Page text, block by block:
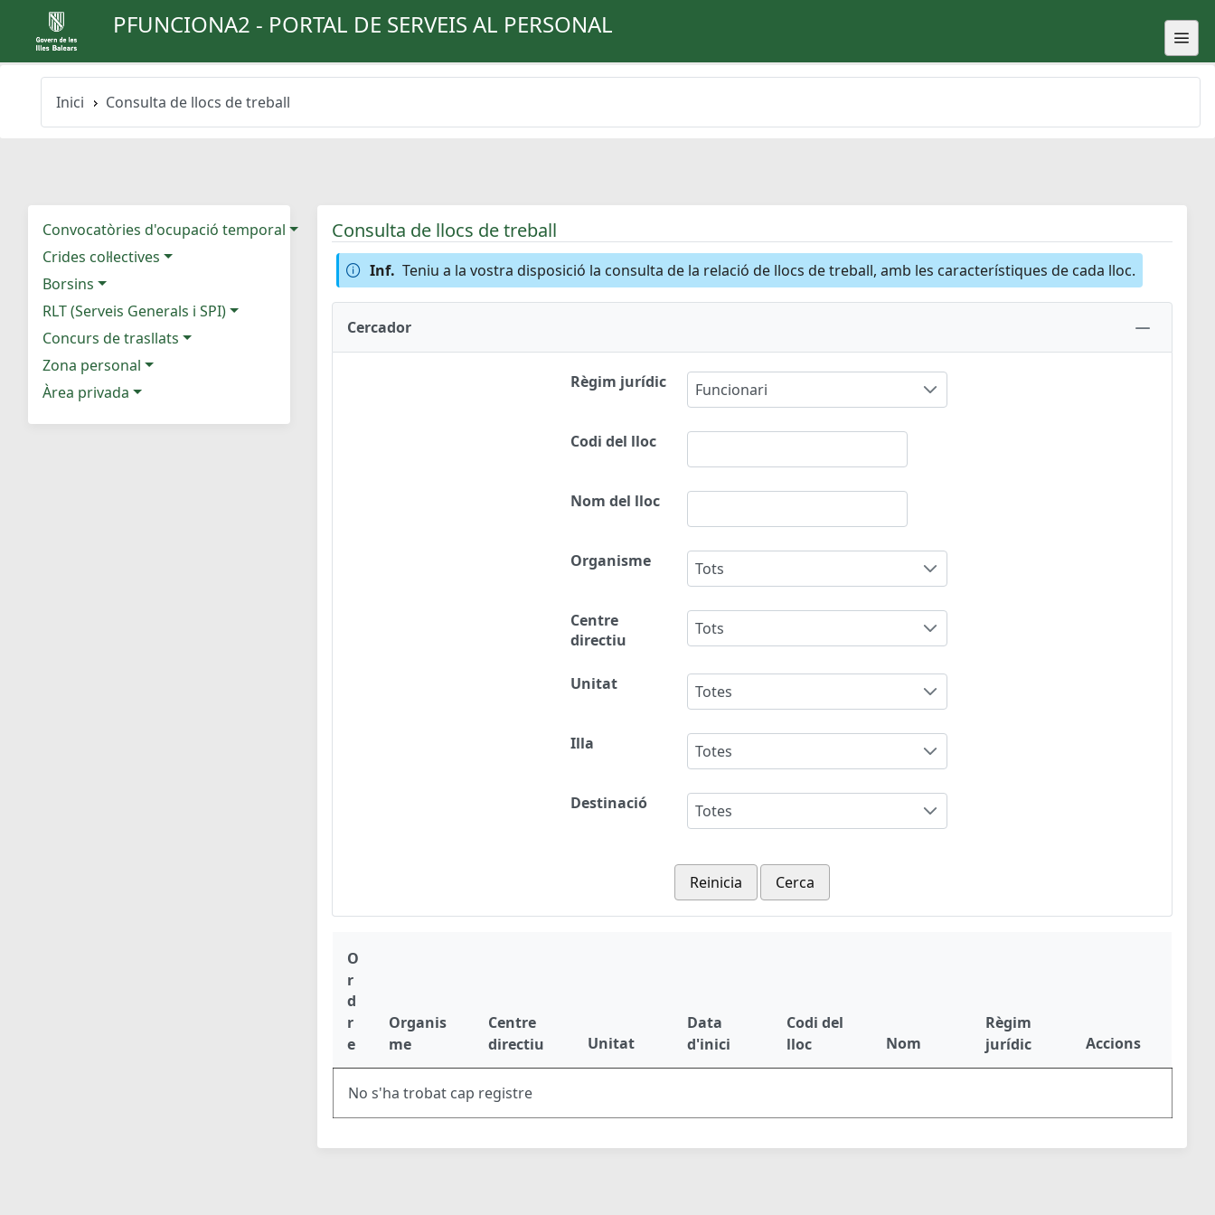
PFUNCIONA2 - PORTAL DE SERVEIS AL PERSONAL
Inici Consulta de llocs de treball
Convocatòries d'ocupació temporal
Crides col·lectives
Borsins
RLT (Serveis Generals i SPI)
Concurs de trasllats
Zona personal
Àrea privada
Consulta de llocs de treball
Inf. Teniu a la vostra disposició la consulta de la relació de llocs de treball, amb les característiques de cada lloc.
Cercador
Règim jurídic Funcionari
Codi del lloc
Nom del lloc
Organisme Tots
Centre
directiu
Tots
Unitat Totes
Illa Totes
Destinació Totes
Reinicia Cerca
O
r
d
r
e
Organis
me
Centre
directiu
Unitat
Data
d'inici
Codi del
lloc
Nom
Règim
jurídic
Accions
No s'ha trobat cap registre